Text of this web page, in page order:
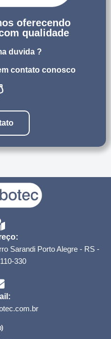
oferecendo
qualidade
duvida ?
contato conosco
Sarandi Porto Alegre - RS -
330